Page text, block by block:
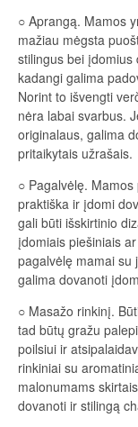
○ Aprangą. Mamos
mažiau mėgsta
stilingus bei įdomius
kadangi galima
Norint to išvengti
nėra labai svarbus.
originalaus, galima
pritaikytais užrašais.
○ Pagalvėlę.
praktiška ir įdomi
gali būti išskirtinio
įdomiais piešiniais
pagalvėlę mamai su
galima dovanoti
○ Masažo rinkinį.
tad būtų gražu
poilsiui ir
rinkiniai su
malonumams
dovanoti ir stilingą